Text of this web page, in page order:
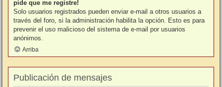
pide que me registre!
Solo usuarios registrados pueden enviar e-mail a otros usuarios a
través del foro, si la administración habilita la opción. Esto es para
prevenir el uso malicioso del sistema de e-mail por usuarios
anónimos.
Arriba
Publicación de mensajes